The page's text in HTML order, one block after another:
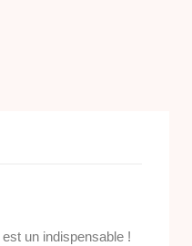
est un indispensable !